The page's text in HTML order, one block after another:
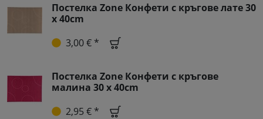
Постелка Zone Конфети с кръгове лате 30
x 40cm
3,00 € *
Постелка Zone Конфети с кръгове
малина 30 x 40cm
2,95 € *